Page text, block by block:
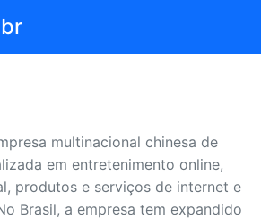
multinacional chinesa de
em entretenimento online,
produtos e serviços de internet e
Brasil, a empresa tem expandido